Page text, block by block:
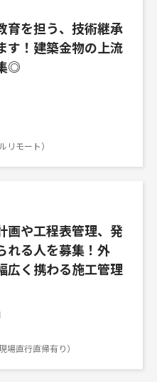
育を担う、技術継承
す！建築金物の上流
◎
リモート）
画や工程表管理、発
れる人を募集！外
広く携わる施工管理
場直行直帰有り）